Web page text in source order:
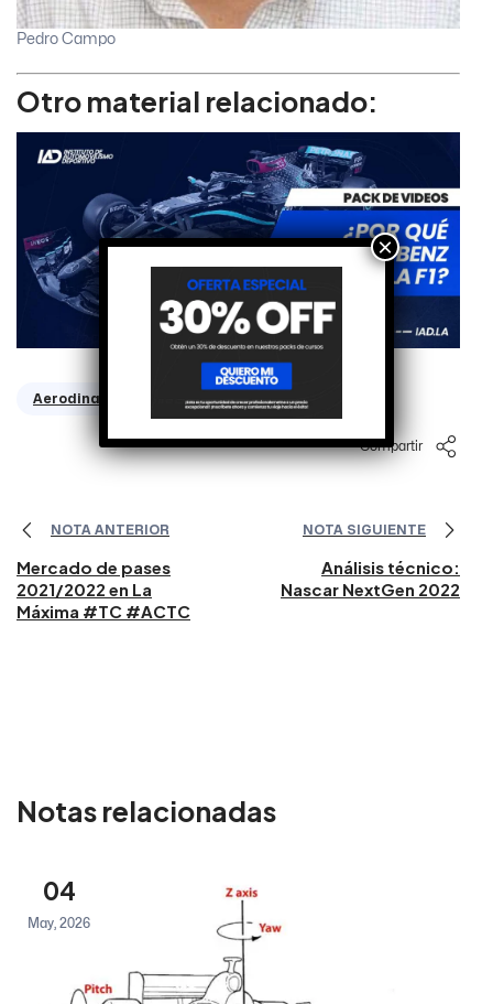
Pedro Campo
Otro material relacionado:
Aerodinamica Gurney
Compartir
NOTA ANTERIOR
Mercado de pases
2021/2022 en La
Máxima #TC #ACTC
NOTA SIGUIENTE
Análisis técnico:
Nascar NextGen 2022
Notas relacionadas
04
May, 2026
×